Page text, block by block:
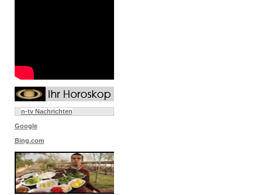
n-tv Nachrichten
Google
Bing.com